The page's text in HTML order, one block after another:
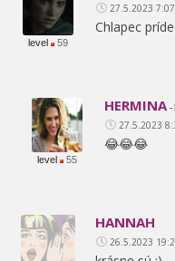
level 59
27.5.2023 7:07
Chlapec
level 55
HERMINA -
27.5.2023
😂😂😂
HANNAH
26.5.2023